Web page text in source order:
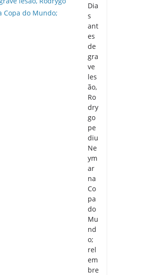
Dia
s
ant
es
de
gra
ve
les
ão,
Ro
dry
go
pe
diu
Ne
ym
ar
na
Co
pa
do
Mu
nd
o;
rel
em
bre